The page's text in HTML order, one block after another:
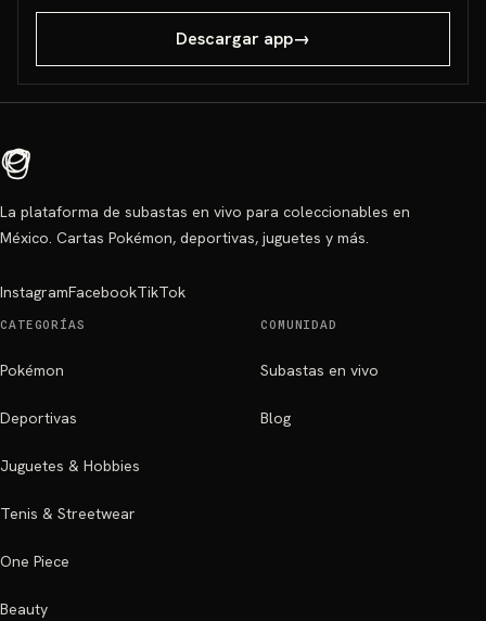
Descargar app→
La plataforma de subastas en vivo para coleccionables en
México. Cartas Pokémon, deportivas, juguetes y más.
InstagramFacebookTikTok
CATEGORÍAS
Pokémon
Deportivas
Juguetes & Hobbies
Tenis & Streetwear
One Piece
Beauty
COMUNIDAD
Subastas en vivo
Blog